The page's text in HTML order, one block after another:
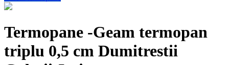
Termopane -Geam termopan
triplu 0,5 cm Dumitrestii